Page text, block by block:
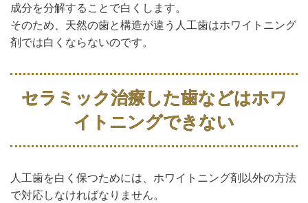
成分を分解することで白くします。
そのため、天然の歯と構造が違う人工歯はホワイトニング
剤では白くならないのです。
セラミック治療した歯などはホワ
イトニングできない
人工歯を白く保つためには、ホワイトニング剤以外の方法
で対応しなければなりません。